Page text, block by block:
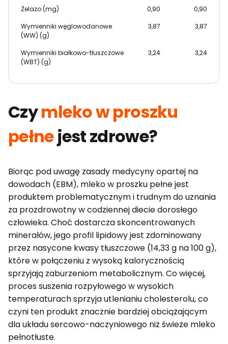
Żelazo (mg) 0,90
0,90
Wymienniki węglowodanowe
(WW) (g)
3,87 3,87
Wymienniki białkowo-tłuszczowe
(WBT) (g)
3,24 3,24
Czymleko w proszku
pełnejest zdrowe?
Biorąc pod uwagę zasady medycyny opartej na
dowodach (EBM), mleko w proszku pełne jest
produktem problematycznym i trudnym do uznania
za prozdrowotny w codziennej diecie dorosłego
człowieka. Choć dostarcza skoncentrowanych
minerałów, jego profil lipidowy jest zdominowany
przez nasycone kwasy tłuszczowe (14,33 g na 100 g),
które w połączeniu z wysoką kalorycznością
sprzyjają zaburzeniom metabolicznym. Co więcej,
proces suszenia rozpyłowego w wysokich
temperaturach sprzyja utlenianiu cholesterolu, co
czyni ten produkt znacznie bardziej obciążającym
dla układu sercowo-naczyniowego niż świeże mleko
pełnotłuste.